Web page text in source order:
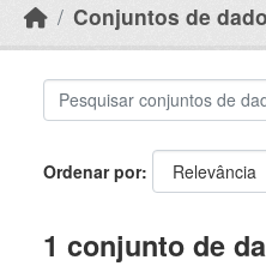
Conjuntos de
Ordenar por
1 conjunto de